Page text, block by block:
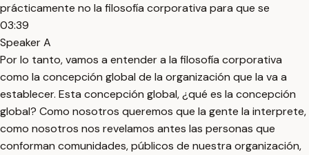
prácticamente no la filosofía corporativa para que se
03:39
Speaker A
Por lo tanto, vamos a entender a la filosofía corporativa
como la concepción global de la organización que la va a
establecer. Esta concepción global, ¿qué es la concepción
global? Como nosotros queremos que la gente la interprete,
como nosotros nos revelamos antes las personas que
conforman comunidades, públicos de nuestra organización,